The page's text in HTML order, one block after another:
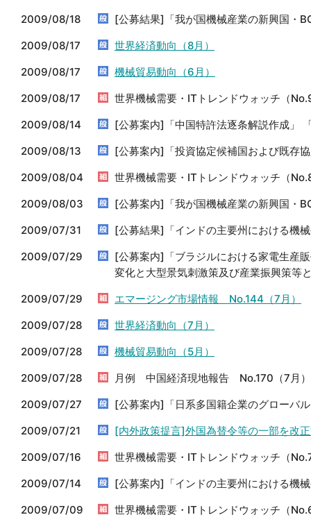
2009/08/18
[公募結果]「我が国機械産業の新興国・
2009/08/17
世界経済動向（8月）
2009/08/17
機械貿易動向（6月）
2009/08/17
世界機械需要・ITトレンドウォッチ（
2009/08/14
[公募案内]「中国特許法逐条解説作成」
2009/08/13
[公募案内]「投資協定候補国および既存
2009/08/04
世界機械需要・ITトレンドウォッチ（
2009/08/03
[公募案内]「我が国機械産業の新興国・
2009/07/31
[公募結果]「インドの主要州における機
2009/07/29
[公募案内]「ブラジルにおける家電生産
変化と大型景気刺激策及び産業振興策等
2009/07/29
エマージング市場情報 No.144（7月）
2009/07/28
世界経済動向（7月）
2009/07/28
機械貿易動向（5月）
2009/07/28
月例 中国経済現地報告 No.170（7月）
2009/07/27
[公募案内]「日系多国籍企業のグローバ
2009/07/21
[内外政策提言]外国為替令等の一部を改
2009/07/16
世界機械需要・ITトレンドウォッチ（
2009/07/14
[公募案内]「インドの主要州における機
2009/07/09
世界機械需要・ITトレンドウォッチ（